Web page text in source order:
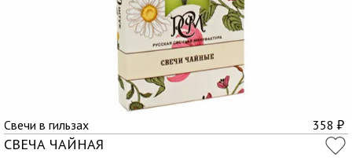
Свечи в гильзах 358 ₽
СВЕЧА ЧАЙНАЯ